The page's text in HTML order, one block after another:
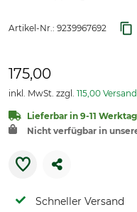
Artikel-Nr.: 9239967692
175,00
inkl. MwSt. zzgl. 115,00
Lieferbar in 9-11
Nicht verfügbar in
Schneller Versand